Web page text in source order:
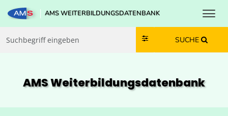
Zum Inhalt springen
Zum Navmenü springen
Zur Suche springen
Zur Footer springen
AMS WEITERBILDUNGSDATENBANK
SUCHE
AMS Weiterbildungs­datenbank